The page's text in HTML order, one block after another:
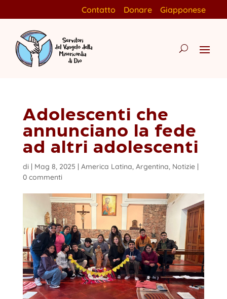
Contatto Donare Giapponese
Adolescenti che
annunciano la fede
ad altri adolescenti
di Mag 8, 2025 America Latina, Argentina, Notizie|
0 commenti